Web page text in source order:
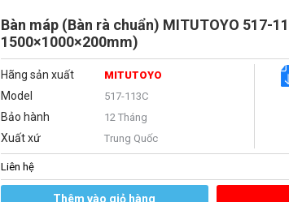
Bàn máp (Bàn rà chuẩn) MITUTOYO 517-
1500×1000×200mm)
Hãng sản xuất MITUTOYO
Model 517-113C
Bảo hành 12 Tháng
Xuất xứ Trung Quốc
Liên hệ
Thêm vào giỏ hàng